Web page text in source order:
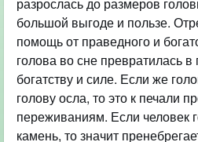
большой выгоде и пользе.
помощь от праведного и
голова во сне превратилась в
богатству и силе. Если же
голову осла, то это к печали
переживаниям. Если человек
камень, то значит